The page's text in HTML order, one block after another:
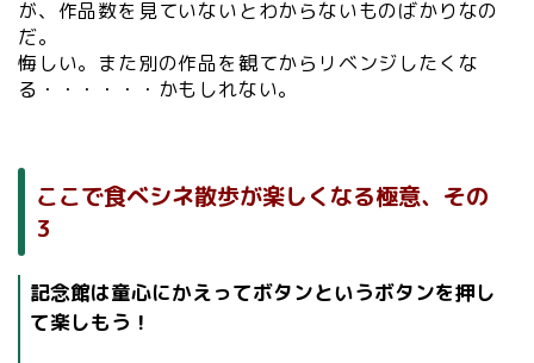
が、作品数を見ていないとわからないものばかりなの
だ。
悔しい。また別の作品を観てからリベンジしたくな
る・・・・・・かもしれない。
ここで食べシネ散歩が楽しくなる極意、その
3
記念館は童心にかえってボタンというボタンを押し
て楽しもう！